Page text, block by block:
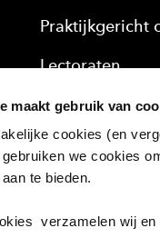
maakt gebruik van
cookies (en
we cookies
te bieden.
verzamelen wij
Praktijkgericht
Lectoraten
Mensen
Onze kennis
Projecten
Onderzoek bij